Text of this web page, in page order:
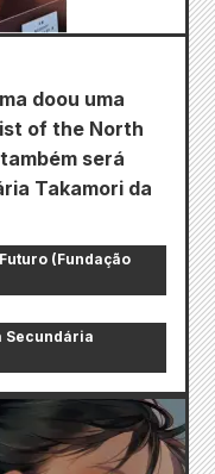
doou uma
of the North
será
Takamori da
(Fundação
Secundária